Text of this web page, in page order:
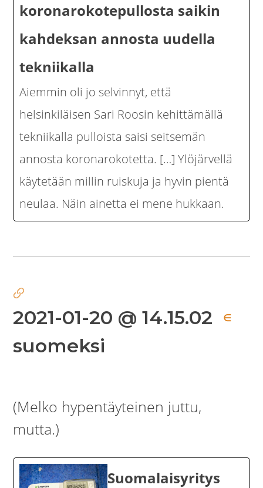
koronarokotepullosta saikin
kahdeksan annosta uudella
tekniikalla
Aiemmin oli jo selvinnyt, että
helsinkiläisen Sari Roosin kehittämällä
tekniikalla pulloista saisi seitsemän
annosta koronarokotetta. […] Ylöjärvellä
käytetään millin ruiskuja ja hyvin pientä
neulaa. Näin ainetta ei mene hukkaan.
2021-01-20 @ 14.15.02 ∈
suomeksi
(Melko hypentäyteinen juttu,
mutta.)
Suomalaisyritys